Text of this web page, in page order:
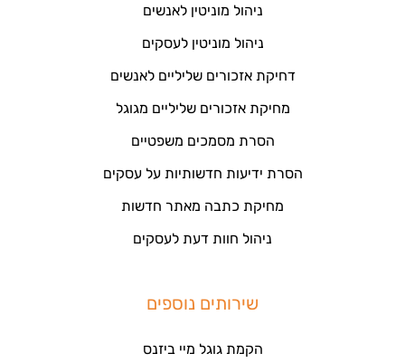
ניהול מוניטין לאנשים
ניהול מוניטין לעסקים
דחיקת אזכורים שליליים לאנשים
מחיקת אזכורים שליליים מגוגל
הסרת מסמכים משפטיים
הסרת ידיעות חדשותיות על עסקים
מחיקת כתבה מאתר חדשות
ניהול חוות דעת לעסקים
שירותים נוספים
הקמת גוגל מיי ביזנס